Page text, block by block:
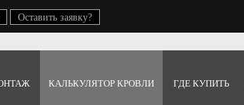
Оставить заявку?
КАЛЬКУЛЯТОР КРОВЛИ ГДЕ КУПИТЬ